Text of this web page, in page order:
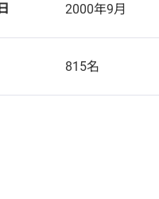
2000年9月
815名